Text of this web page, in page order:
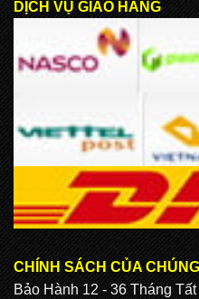
DỊCH VỤ GIAO HÀNG
CHÍNH SÁCH CỦA CHÚNG
Bảo Hành 12 - 36 Tháng